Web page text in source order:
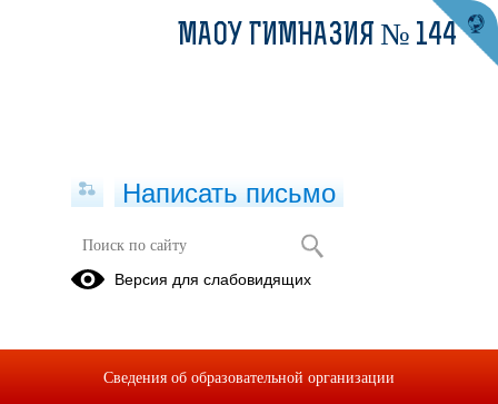
Реализуемые образовательные
МАОУ гимназии №144 (смотреть подробнее)
МАОУ ГИМНАЗИЯ № 144
Написать письмо
Версия для слабовидящих
Сведения об образовательной организации